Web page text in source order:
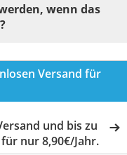
wenn das
Versand für
und bis zu
nur 8,90€/Jahr.